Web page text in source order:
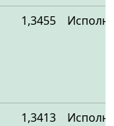
1,3455
1,3413